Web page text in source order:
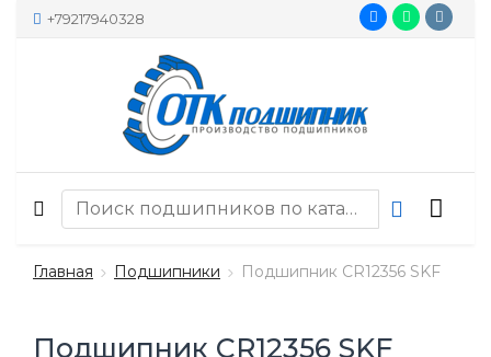
+79217940328
Главная Подшипники Подшипник CR12356 SKF
Подшипник CR12356 SKF